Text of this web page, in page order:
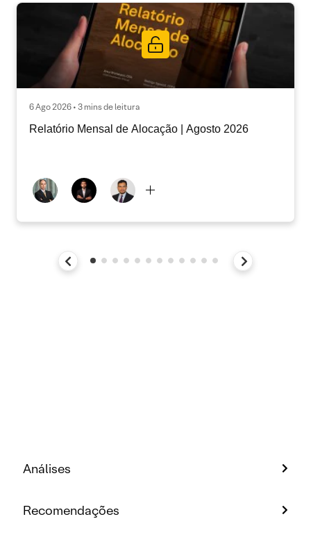
6 Ago 2026 • 3 mins de leitura
Relatório Mensal de Alocação | Agosto 2026
Análises
Recomendações